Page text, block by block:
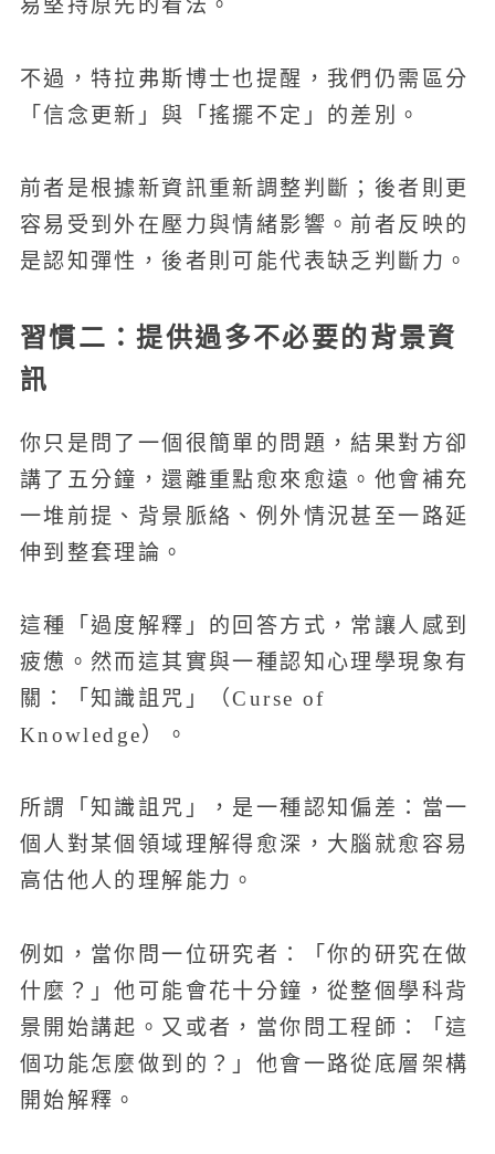
易堅持原先的看法。
不過，特拉弗斯博士也提醒，我們仍需區分
「信念更新」與「搖擺不定」的差別。
前者是根據新資訊重新調整判斷；後者則更
容易受到外在壓力與情緒影響。前者反映的
是認知彈性，後者則可能代表缺乏判斷力。
習慣二：提供過多不必要的背景資
訊
你只是問了一個很簡單的問題，結果對方卻
講了五分鐘，還離重點愈來愈遠。他會補充
一堆前提、背景脈絡、例外情況甚至一路延
伸到整套理論。
這種「過度解釋」的回答方式，常讓人感到
疲憊。然而這其實與一種認知心理學現象有
關：「知識詛咒」（Curse of
Knowledge）。
所謂「知識詛咒」，是一種認知偏差：當一
個人對某個領域理解得愈深，大腦就愈容易
高估他人的理解能力。
例如，當你問一位研究者：「你的研究在做
什麼？」他可能會花十分鐘，從整個學科背
景開始講起。又或者，當你問工程師：「這
個功能怎麼做到的？」他會一路從底層架構
開始解釋。